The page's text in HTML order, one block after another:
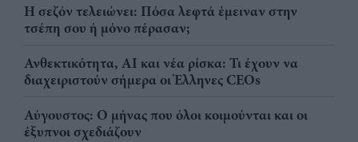
Η σεζόν τελειώνει: Πόσα λεφτά έμειναν στην
τσέπη σου ή μόνο πέρασαν;
Ανθεκτικότητα, AI και νέα ρίσκα: Τι έχουν να
διαχειριστούν σήμερα οι Έλληνες CEOs
Αύγουστος: Ο μήνας που όλοι κοιμούνται και οι
έξυπνοι σχεδιάζουν